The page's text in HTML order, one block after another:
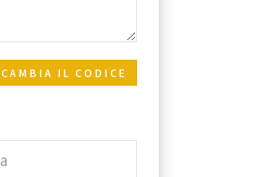
CAMBIA IL CODICE